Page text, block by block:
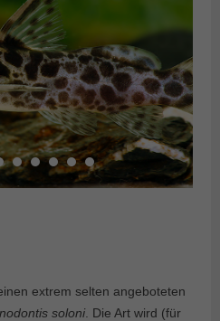
extrem selten angeboteten
soloni. Die Art wird (für